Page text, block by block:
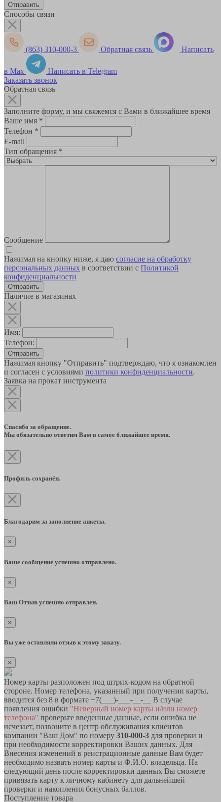
Способы связи
(863) 310-000-3 Обратная связь Написать
в Max
Написать в Telegram
Заказать звонок
Обратная связь
Заполните форму, и мы свяжемся с Вами в ближайшее время
Ваше имя *
Телефон *
E-mail
Тип обращения *
Сообщение
Нажимая на кнопку ниже, я даю согласие на обработку
персональных данных в соответствии с Политикой
конфиденциальности
Наличие в магазинах
Имя:
Телефон:
Отправить
Нажимая кнопку "Отправить" подтверждаю, что я ознакомлен
и согласен с условиями политики конфиденциальности.
Заявка на прокат инструмента
Спасибо за обращение.
Мы обязательно ответим Вам в самое ближайшее время.
Профиль сохранён.
Благодарим за заполнение анкеты.
×
Ваше сообщение успешно отправлено.
×
Ваш Отзыв успешно отправлен.
×
Вы уже оставляли отзыв к этому заказу.
×
Номер карты разположен под штрих-кодом на обратной
стороне. Номер телефона, указанный при получении карты,
вводится без 8 в формате +7(___)-___-__-__ В случае
появления ошибки "Неверный номер карты и/или номер
телефона" проверьте введенные данные, если ошибка не
исчезает, позвоните в центр обслуживания клиентов
компании "Ваш Дом" по номеру 310-000-3 для проверки и
при необходимости корректировки Ваших данных. Для
Внесения изменений в реистрационные данные Вам будет
необходимо назвать номер карты и Ф.И.О. владельца. На
следующий день после корректировки данных Вы сможете
привязать карту к личному кабинету для дальнейшей
проверки и накопления бонусных баллов.
Поступление товара